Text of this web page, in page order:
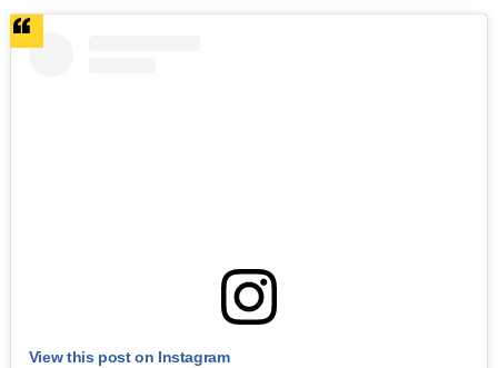
View this post on Instagram